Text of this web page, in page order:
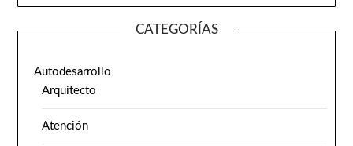
CATEGORÍAS
Autodesarrollo
Arquitecto
Atención